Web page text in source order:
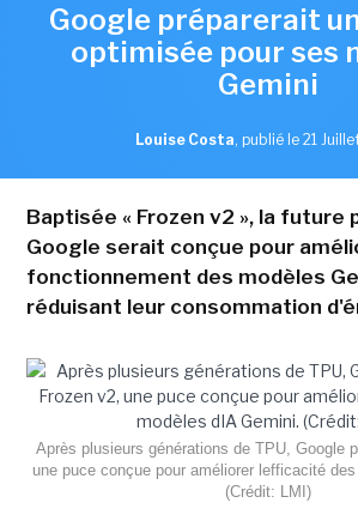
Google préparerait
optimisée pour ses
Gemini
Louise Costa, publié le 21
Baptisée « Frozen v2 », la future
Google serait conçue pour
fonctionnement des modèles
réduisant leur consommation
Après plusieurs générations de TPU, Google
une puce conçue pour améliorer lefficacité des
(Crédit: LMI)